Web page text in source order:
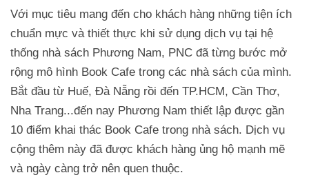
Với mục tiêu mang đến cho khách hàng những tiện ích
chuẩn mực và thiết thực khi sử dụng dịch vụ tại hệ
thống nhà sách Phương Nam, PNC đã từng bước mở
rộng mô hình Book Cafe trong các nhà sách của mình.
Bắt đầu từ Huế, Đà Nẵng rồi đến TP.HCM, Cần Thơ,
Nha Trang...đến nay Phương Nam thiết lập được gần
10 điểm khai thác Book Cafe trong nhà sách. Dịch vụ
cộng thêm này đã được khách hàng ủng hộ mạnh mẽ
và ngày càng trở nên quen thuộc.